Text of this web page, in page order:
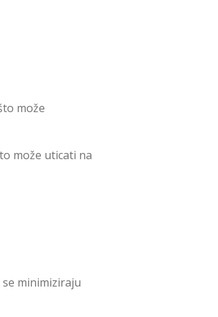
može
može uticati na
minimiziraju